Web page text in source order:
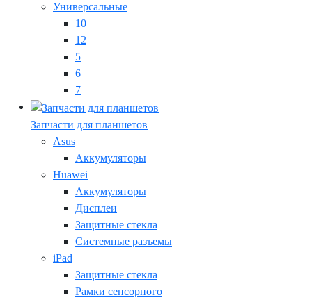
Универсальные
10
12
5
6
7
Запчасти для планшетов
Asus
Аккумуляторы
Huawei
Аккумуляторы
Дисплеи
Защитные стекла
Системные разъемы
iPad
Защитные стекла
Рамки сенсорного